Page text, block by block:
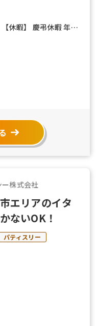
休暇】 慶弔休暇 年末
株式会社
エリアのイタ
ないOK！
パティスリー